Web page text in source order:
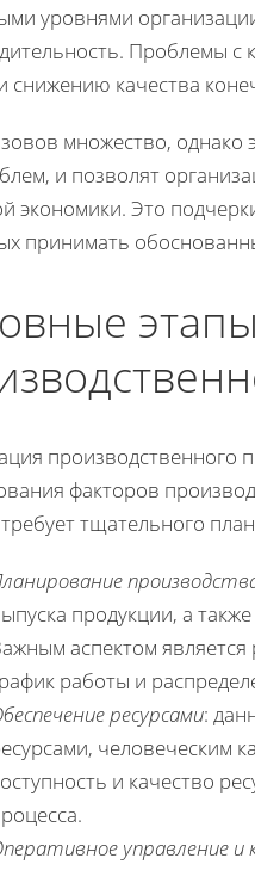
уровнями
Проблемы с
снижению качества
множество, однако
и позволят
экономики. Это
принимать
производственного
факторов
тщательного
продукции, а
аспектом
работы и
ресурсами:
человеческим
и качество
управление и